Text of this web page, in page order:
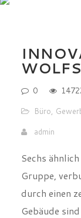
0
Büro,
admin
Sechs
Gruppe,
durch einen
Gebäude